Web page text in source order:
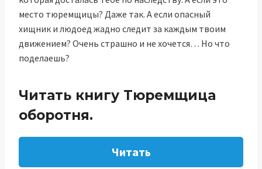
место тюремщицы? Даже так. А если опасный
хищник и людоед жадно следит за каждым твоим
движением? Очень страшно и не хочется… Но что
поделаешь?
Читать книгу Тюремщица
оборотня.
Читать